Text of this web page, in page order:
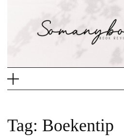
Tag: Boekentip